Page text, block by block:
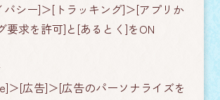
シー]＞[トラッキング]＞[アプリか
要求を許可]と[あるとく]をON
＞[広告]＞[広告のパーソナライズを